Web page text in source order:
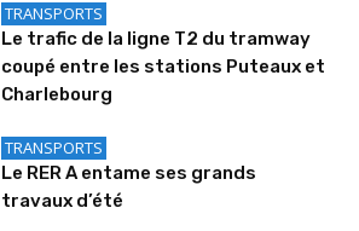
TRANSPORTS
Le trafic de la ligne T2 du tramway
coupé entre les stations Puteaux et
Charlebourg
TRANSPORTS
Le RER A entame ses grands
travaux d’été